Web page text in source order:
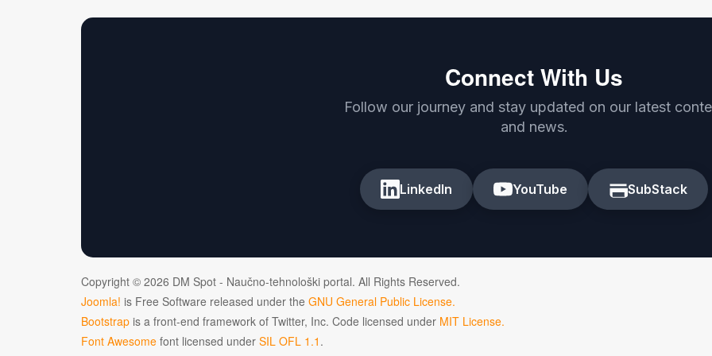
Connect With Us
Follow our journey and stay updated on our latest
and news.
LinkedIn YouTube SubStack
Copyright © 2026 DM Spot - Naučno-tehnološki portal. All Rights Reserved.
Joomla! is Free Software released under the GNU General Public License.
Bootstrap is a front-end framework of Twitter, Inc. Code licensed under MIT License.
Font Awesome font licensed under SIL OFL 1.1 .